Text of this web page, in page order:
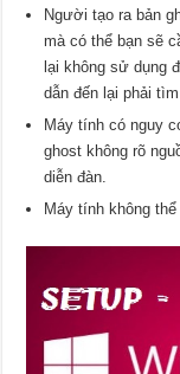
Người tạo ra bản
mà có thể bạn sẽ
lại không sử dụng
dẫn đến lại phải
Máy tính có nguy
ghost không rõ
diễn đàn.
Máy tính không